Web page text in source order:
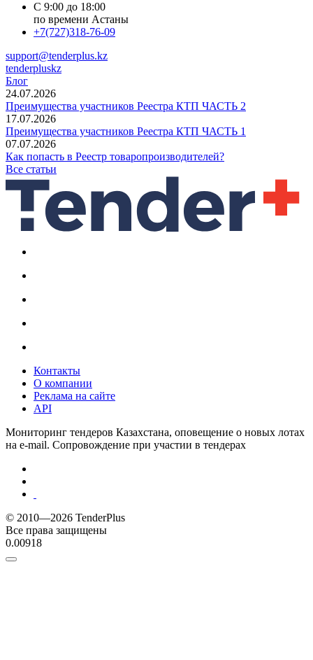
С 9:00 до 18:00
по времени Астаны
+7(727)318-76-09
support@tenderplus.kz
tenderpluskz
Блог
24.07.2026
Преимущества участников Реестра КТП ЧАСТЬ 2
17.07.2026
Преимущества участников Реестра КТП ЧАСТЬ 1
07.07.2026
Как попасть в Реестр товаропроизводителей?
Все статьи
Контакты
О компании
Реклама на сайте
API
Мониторинг тендеров Казахстана, оповещение о новых лотах
на e-mail. Сопровождение при участии в тендерах
© 2010—2026 TenderPlus
Все права защищены
0.00918